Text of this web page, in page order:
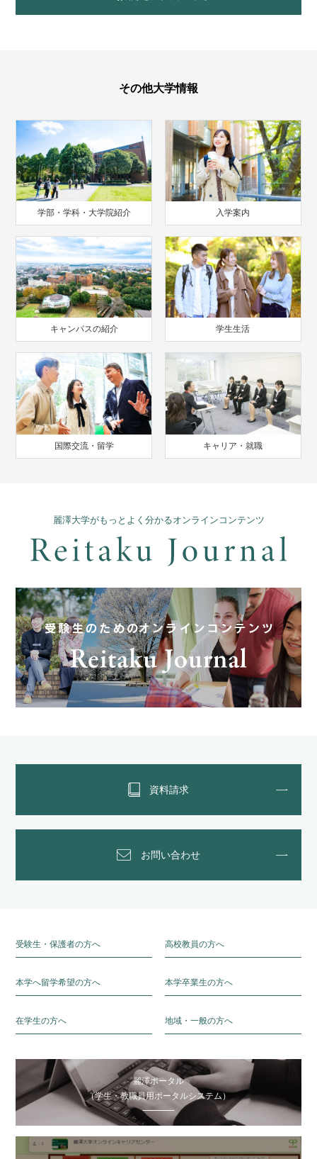
その他大学情報
学部・学科・大学院紹介 入学案内
キャンパスの紹介 学生生活
国際交流・留学 キャリア・就職
麗澤大学がもっとよく分かるオンラインコンテンツ
資料請求
お問い合わせ
受験生・保護者の方へ 高校教員の方へ
本学へ留学希望の方へ 本学卒業生の方へ
在学生の方へ 地域・一般の方へ
麗澤ポータル
（学生・教職員用ポータルシステム）